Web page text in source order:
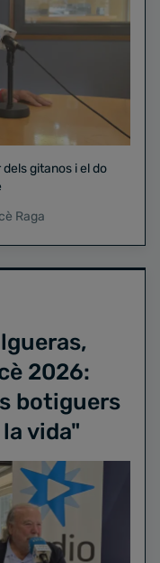
gitanos i el do
Raga
2026:
botiguers
vida"